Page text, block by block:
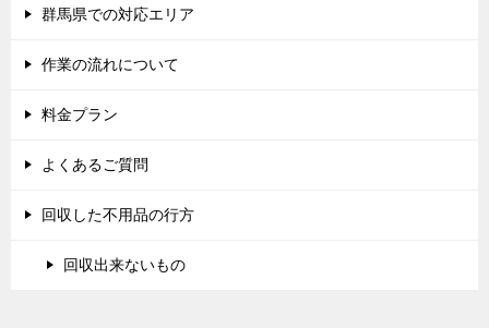
群馬県での対応エリア
作業の流れについて
料金プラン
よくあるご質問
回収した不用品の行方
回収出来ないもの